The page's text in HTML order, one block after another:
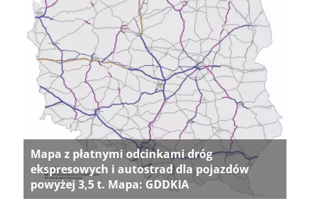
Mapa z płatnymi odcinkami dróg
ekspresowych i autostrad dla pojazdów
powyżej 3,5 t. Mapa: GDDKIA